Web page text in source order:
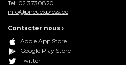
Tel: 02 3730820
info@pneuexpress.be
Contacter nous ›
Apple App Store
Google Play Store
Twitter